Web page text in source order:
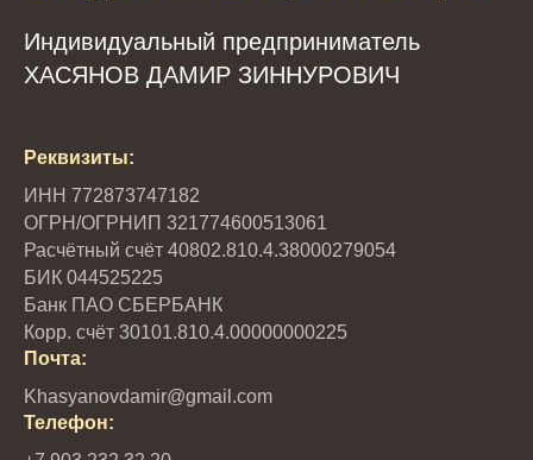
Индивидуальный предприниматель
ХАСЯНОВ ДАМИР ЗИННУРОВИЧ
Реквизиты:
ИНН 772873747182
ОГРН/ОГРНИП 321774600513061
Расчётный счёт 40802.810.4.38000279054
БИК 044525225
Банк ПАО СБЕРБАНК
Корр. счёт 30101.810.4.00000000225
Почта:
Khasyanovdamir@gmail.com
Телефон: